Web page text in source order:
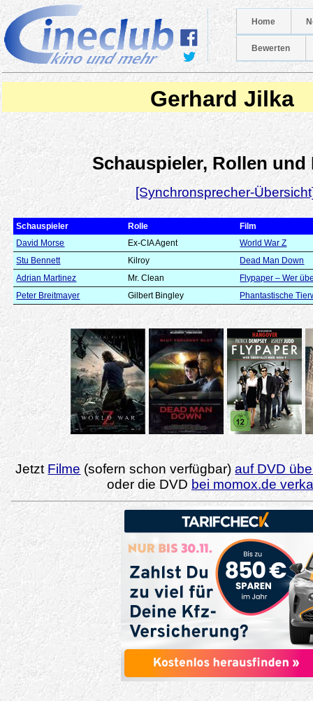
Home
Bewerten
Gerhard Jilka
Schauspieler, Rollen und
[Synchronsprecher-
Schauspieler Rolle
Film
David Morse
Ex-CIA Agent
World War Z
Stu Bennett
Kilroy
Dead Man Down
Adrian Martinez
Mr. Clean
Flypaper – Wer
Peter Breitmayer
Gilbert Bingley Phantastische
Jetzt Filme (sofern schon verfügbar)auf DVD
oder die DVD bei momox.de